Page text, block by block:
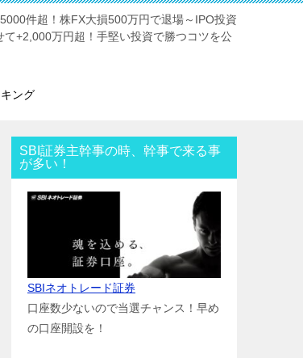
件超！株FX大損500万円で退場～IPO投資
+2,000万円超！手堅い投資で勝つコツを公
ング
SBI証券主幹事の時、幹事で来る事
が多い！
SBIネオトレード証券
口座数少ないので当選チャンス！早め
の口座開設を！